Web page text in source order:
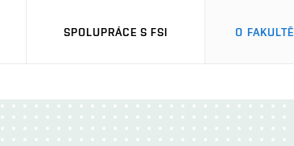
SPOLUPRÁCE S FSI O FAKULTĚ